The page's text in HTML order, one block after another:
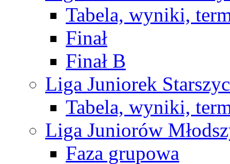
Tabela, wyniki,
Finał
Finał B
Liga Juniorek
Tabela, wyniki,
Liga Juniorów
Faza grupowa